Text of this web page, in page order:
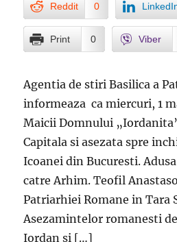
Reddit 0
Print 0 Viber
Agentia de stiri Basilica a
informeaza ca miercuri, 1
Maicii Domnului
Capitala si asezata spre
Icoanei din Bucuresti.
catre Arhim. Teofil
Patriarhiei Romane in Tara
Asezamintelor romanesti
Iordan si […]